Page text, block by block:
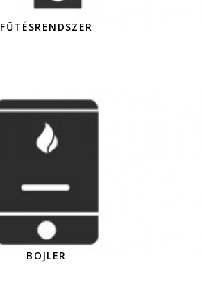
FŰTÉSRENDSZER
BOJLER